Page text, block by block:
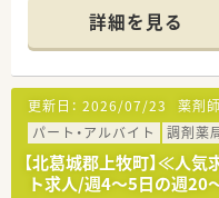
■ボトムアップを大切
発表チーム、マニュ
たい仕事をしてもら
す。
■ライフワークバラン
育休取得・復帰率100
業員満足度は非常に高
■ボトムアップ・地域
る結果、「優良企業ガ
詳細を見る
更新日： 2026/07/23 薬剤
パート・アルバイト
調剤薬
【北葛城郡上牧町】≪人
ト求人/週4～5日の週20